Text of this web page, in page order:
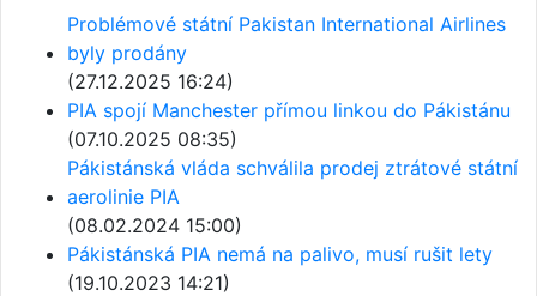
Problémové státní Pakistan International Airlines
byly prodány
(27.12.2025 16:24)
PIA spojí Manchester přímou linkou do Pákistánu
(07.10.2025 08:35)
Pákistánská vláda schválila prodej ztrátové státní
aerolinie PIA
(08.02.2024 15:00)
Pákistánská PIA nemá na palivo, musí rušit lety
(19.10.2023 14:21)